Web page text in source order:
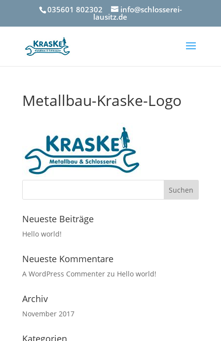
035601 802302 info@schlosserei-
lausitz.de
Metallbau-Kraske-Logo
Neueste Beiträge
Hello world!
Neueste Kommentare
A WordPress Commenterzu Hello world!
Archiv
November 2017
Kategorien